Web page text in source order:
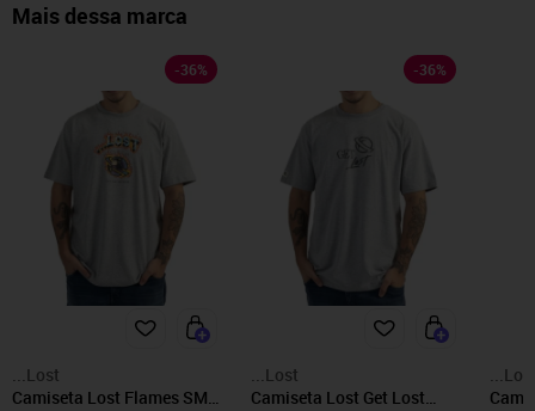
Mais dessa marca
-36%
...Lost
Camiseta Lost Flames SM25
-36%
...Lost
Camiseta Lost Get Lost